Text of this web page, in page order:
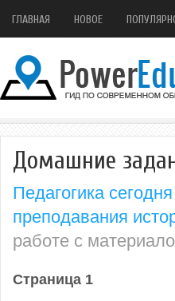
ГЛАВНАЯ НОВОЕ
Домашние
Педагогика сегодня
преподавания
работе с
Страница 1